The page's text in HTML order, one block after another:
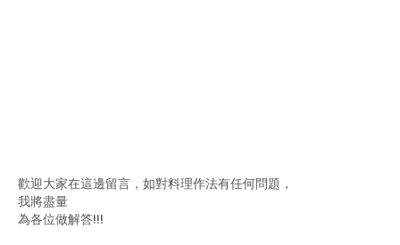
歡迎大家在這邊留言，如對料理作法有任何問題，
我將盡量
為各位做解答!!!